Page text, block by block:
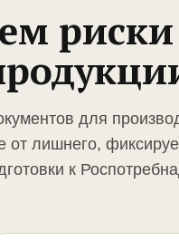
для
от лишнего,
к